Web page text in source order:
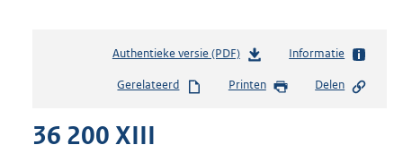
Authentieke versie (PDF)b
s
Informatie
Gerelateerd Printen Delen
36 200 XIII